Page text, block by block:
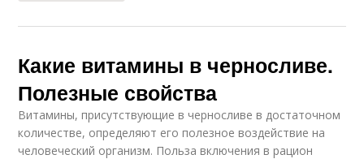
Какие витамины в черносливе.
Полезные свойства
Витамины, присутствующие в черносливе в достаточном
количестве, определяют его полезное воздействие на
человеческий организм. Польза включения в рацион